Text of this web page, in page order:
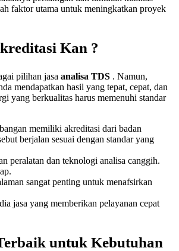
faktor utama untuk meningkatkan proyek
Kan ?
pilihan jasa analisa TDS . Namun,
mendapatkan hasil yang tepat, cepat, dan
yang berkualitas harus memenuhi standar
memiliki akreditasi dari badan
berjalan sesuai dengan standar yang
peralatan dan teknologi analisa canggih.
sangat penting untuk menafsirkan
jasa yang memberikan pelayanan cepat
untuk Kebutuhan